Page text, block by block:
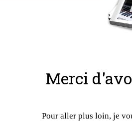
Merci
Pour aller plus loin, je